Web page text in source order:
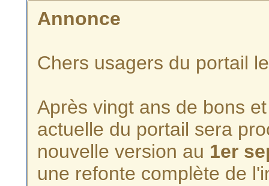
Annonce
Chers usagers du portail
Après vingt ans de bons
actuelle du portail sera
nouvelle version au 1er
une refonte complète de